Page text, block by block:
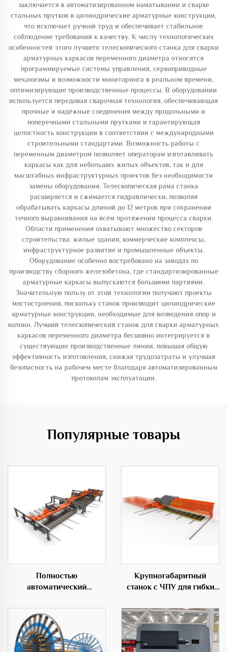
заключается в автоматизированном наматывании и сварке
стальных прутков в цилиндрические арматурные конструкции,
что исключает ручной труд и обеспечивает стабильное
соблюдение требований к качеству. К числу технологических
особенностей этого лучшего телескопического станка для сварки
арматурных каркасов переменного диаметра относятся
программируемые системы управления, сервоприводные
механизмы и возможности мониторинга в реальном времени,
оптимизирующие производственные процессы. В оборудовании
используется передовая сварочная технология, обеспечивающая
прочные и надёжные соединения между продольными и
поперечными стальными прутками и гарантирующая
целостность конструкции в соответствии с международными
строительными стандартами. Возможность работы с
переменным диаметром позволяет операторам изготавливать
каркасы как для небольших жилых объектов, так и для
масштабных инфраструктурных проектов без необходимости
замены оборудования. Телескопическая рама станка
расширяется и сжимается гидравлически, позволяя
обрабатывать каркасы длиной до 12 метров при сохранении
точного выравнивания на всём протяжении процесса сварки.
Области применения охватывают множество секторов
строительства: жилые здания, коммерческие комплексы,
инфраструктурное развитие и промышленные объекты.
Оборудование особенно востребовано на заводах по
производству сборного железобетона, где стандартизированные
арматурные каркасы выпускаются большими партиями.
Значительную пользу от этой технологии получают проекты
мостостроения, поскольку станок производит цилиндрические
арматурные конструкции, необходимые для возведения опор и
колонн. Лучший телескопический станок для сварки арматурных
каркасов переменного диаметра бесшовно интегрируется в
существующие производственные линии, повышая общую
эффективность изготовления, снижая трудозатраты и улучшая
безопасность на рабочем месте благодаря автоматизированным
протоколам эксплуатации.
Популярные товары
Полностью
автоматический
гибки 50C
Крупногабаритный
станок с ЧПУ для гибки
профессиональное
оборудование в
строительной области